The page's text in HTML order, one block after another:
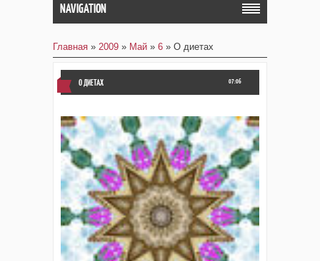
NAVIGATION
Главная » 2009 » Май » 6 » О диетах
07:06
О ДИЕТАХ